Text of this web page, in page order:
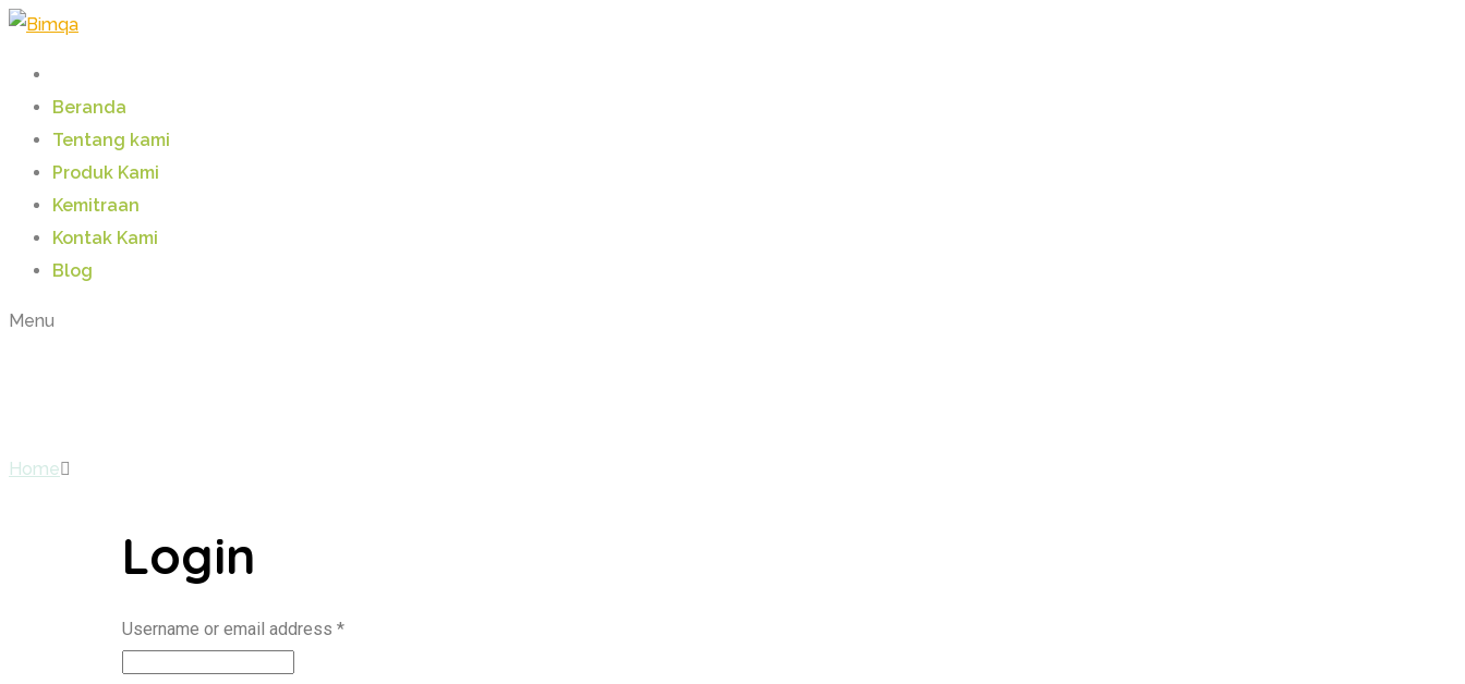
Beranda
Tentang kami
Produk Kami
Kemitraan
Kontak Kami
Blog
Menu
Home
Login
Username or email address *